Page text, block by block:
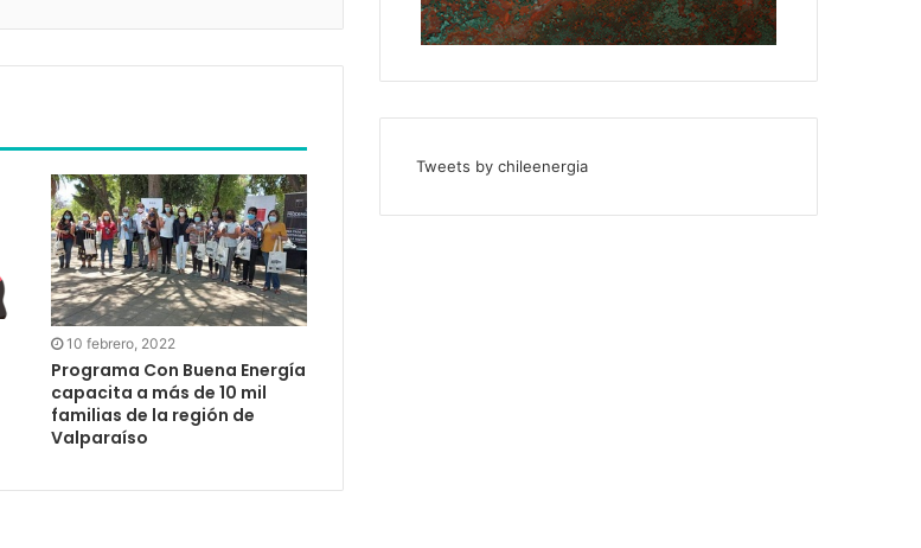
10 febrero, 2022
Programa Con Buena Energía
capacita a más de 10 mil
familias de la región de
Valparaíso
Tweets by chileenergia